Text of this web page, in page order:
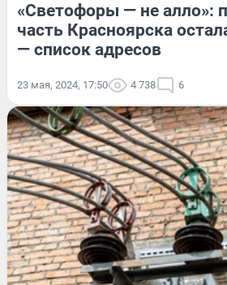
«Светофоры — не алло»:
часть Красноярска
— список адресов
23 мая, 2024, 17:50 4 738 6